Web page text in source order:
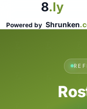
8.ly
Powered by Shrunken